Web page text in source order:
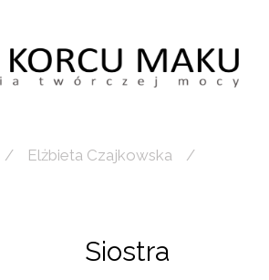
Elżbieta Czajkowska
Siostra